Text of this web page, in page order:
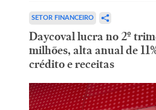
SETOR FINANCEIRO
Daycoval lucra no 2º
milhões, alta anual de
crédito e receitas